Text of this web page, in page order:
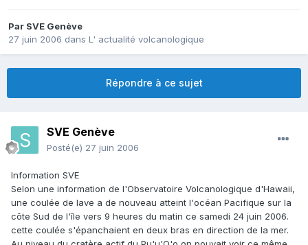
Par SVE Genève
27 juin 2006 dans L' actualité volcanologique
Répondre à ce sujet
SVE Genève
Posté(e) 27 juin 2006
Information SVE
Selon une information de l'Observatoire Volcanologique d'Hawaii,
une coulée de lave a de nouveau atteint l'océan Pacifique sur la
côte Sud de l'île vers 9 heures du matin ce samedi 24 juin 2006.
cette coulée s'épanchaient en deux bras en direction de la mer.